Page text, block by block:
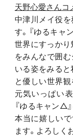
天野心愛さんコ
中津川メイ役
す。『ゆるキャ
世界にすっか
をみんなで囲
いる姿をみる
と優しい世界
元気いっぱい
『ゆるキャン△
本当に嬉しいで
ます。よろしく